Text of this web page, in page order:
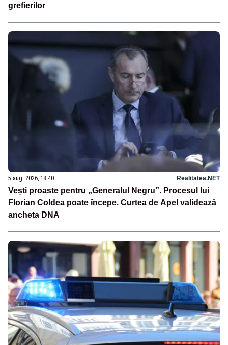
grefierilor
5 aug. 2026, 18:40 Realitatea.NET
Vești proaste pentru „Generalul Negru”. Procesul lui
Florian Coldea poate începe. Curtea de Apel validează
ancheta DNA